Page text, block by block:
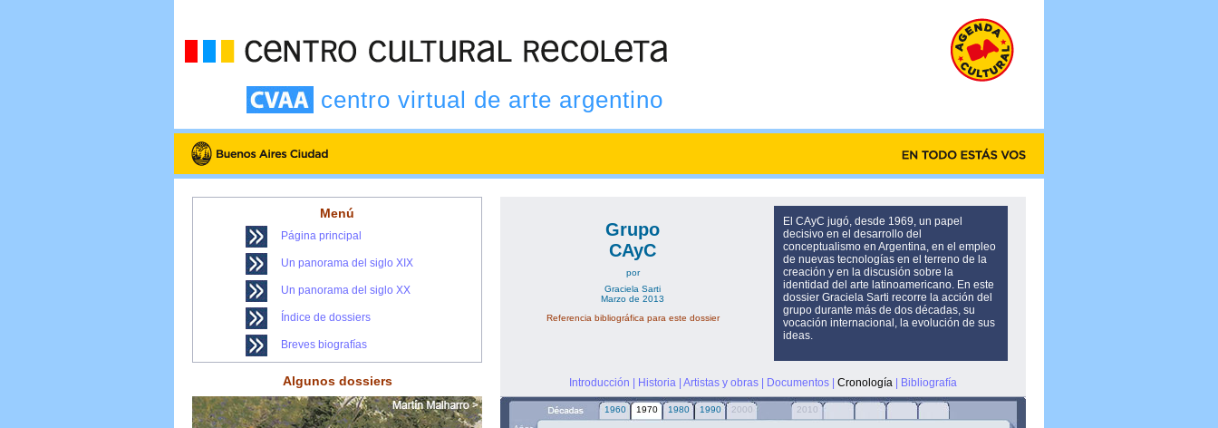
centro virtual de arte argentino
Menú
Página principal
Un panorama del siglo XIX
Un panorama del siglo XX
Índice de dossiers
Breves biografías
Algunos dossiers
Grupo
CAyC
por
Graciela Sarti
Marzo de 2013
Referencia bibliográfica para este dossier
El CAyC jugó, desde 1969, un papel
decisivo en el desarrollo del
conceptualismo en Argentina, en el empleo
de nuevas tecnologías en el terreno de la
creación y en la discusión sobre la
identidad del arte latinoamericano. En este
dossier Graciela Sarti recorre la acción del
grupo durante más de dos décadas, su
vocación internacional, la evolución de sus
ideas.
Introducción Historia Artistas y obras Documentos Cronología Bibliografía
1960 1970 1980 1990 2000 2010